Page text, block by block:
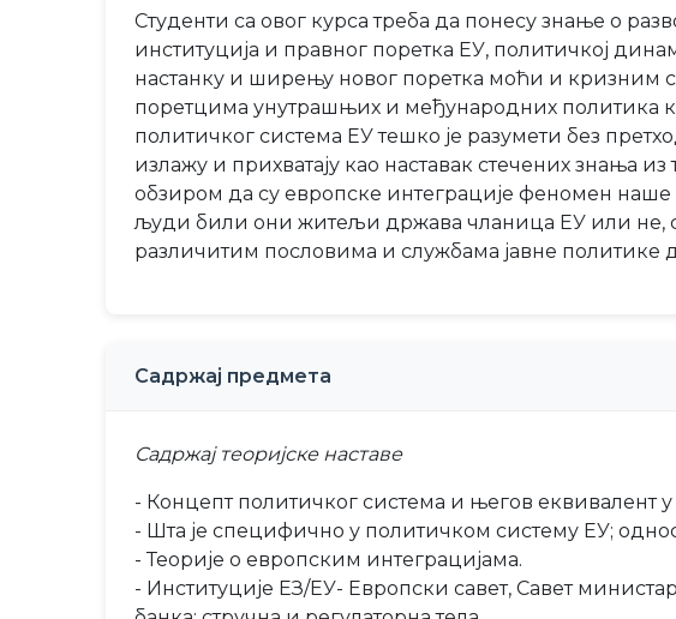
Студенти са овог курса треба да понесу знање о
институција и правног поретка ЕУ, политичкој
настанку и ширењу новог поретка моћи и кризним
поретцима унутрашњих и међународних политика
политичког система ЕУ тешко је разумети без
излажу и прихватају као наставак стечених знања
обзиром да су европске интеграције феномен наше
људи били они житељи држава чланица ЕУ или не,
различитим пословима и службама јавне политике
Садржај предмета
Садржај теоријске наставе
- Концепт политичког система и његов еквивалент
- Шта је специфично у политичком систему ЕУ;
- Теорије о европским интеграцијама.
- Институције ЕЗ/ЕУ- Европски савет, Савет